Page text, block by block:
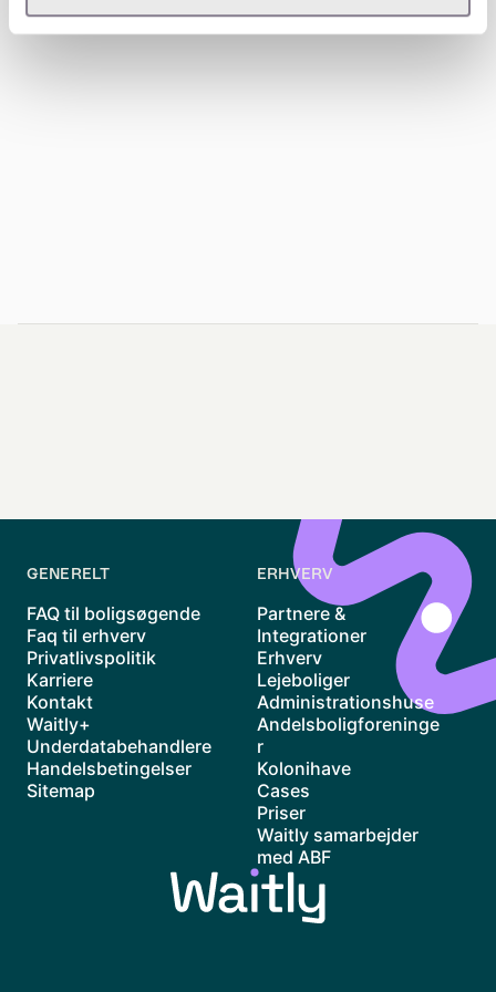
GENERELT
FAQ til boligsøgende
Faq til erhverv
Privatlivspolitik
Karriere
Kontakt
Waitly+
Underdatabehandlere
Handelsbetingelser
Sitemap
ERHVERV
Partnere &
Integrationer
Erhverv
Lejeboliger
Administrationshuse
Andelsboligforeninge
r
Kolonihave
Cases
Priser
Waitly samarbejder
med ABF